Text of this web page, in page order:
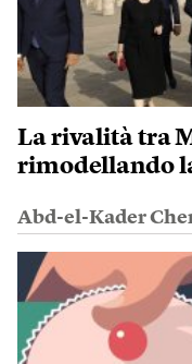
La rivalità tra
rimodellando
Abd-el-Kader